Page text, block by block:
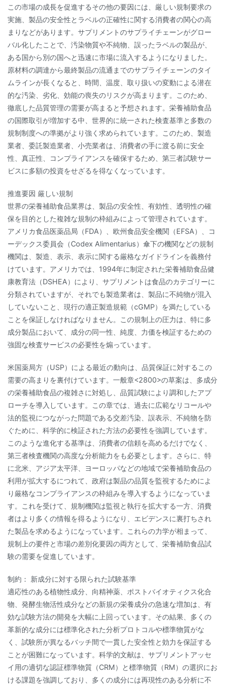
この市場の成長を促進するその他の要因には、厳しい規制要求の
実施、製品の安全性とラベルの正確性に関する消費者の関心の高
まりなどがあります。サプリメントのサプライチェーンがグロー
バル化したことで、汚染物質や不純物、誤ったラベルの製品が、
ある国から別の国へと迅速に市場に流入するようになりました。
原材料の調達から最終製品の流通までのサプライチェーンのタイ
ムラインが長くなると、時間、温度、取り扱いの変動による潜在
的な汚染、劣化、効能の喪失のリスクが高まります。このため、
徹底した品質管理の需要が高まると予想されます。栄養補助食品
の国際取引が増加する中、世界的に統一された検査基準と多数の
規制制度への準拠がより強く求められています。このため、製造
業者、委託製造業者、小売業者は、消費者の手に渡る前に安全
性、真正性、コンプライアンスを確保するため、第三者試験サー
ビスに多額の投資をせざるを得なくなっています。
推進要因 厳しい規制
世界の栄養補助食品業界は、製品の安全性、有効性、透明性の確
保を目的とした複雑な規制の枠組みによって管理されています。
アメリカ食品医薬品局（FDA）、欧州食品安全機関（EFSA）、コ
ーデックス委員会（Codex Alimentarius）傘下の機関などの規制
機関は、製造、表示、表示に関する厳格なガイドラインを義務付
けています。アメリカでは、1994年に制定された栄養補助食品健
康教育法（DSHEA）により、サプリメントは食品のカテゴリーに
分類されていますが、それでも製造業者は、製品に不純物が混入
していないこと、現行の適正製造規範（cGMP）を満たしている
ことを保証しなければなりません。この規制上の圧力は、特に多
成分製品において、成分の同一性、純度、力価を検証するための
強固な検査サービスの必要性を煽っています。
米国薬局方（USP）による最近の動向は、品質保証に対するこの
需要の高まりを裏付けています。一般章<2800>の草案は、多成分
の栄養補助食品の複雑さに対処し、品質試験により調和したアプ
ローチを導入しています。この章では、過去に広範なリコールや
法的監視につながった問題である交差汚染、誤表示、不純物を防
ぐために、科学的に検証された方法の必要性を強調しています。
このような進化する基準は、消費者の信頼を高めるだけでなく、
第三者検査機関の高度な分析能力をも必要とします。さらに、特
に北米、アジア太平洋、ヨーロッパなどの地域で栄養補助食品の
利用が拡大するにつれて、政府は製品の品質を監視するためによ
り厳格なコンプライアンスの枠組みを導入するようになっていま
す。これを受けて、規制機関は監視と執行を拡大する一方、消費
者はより多くの情報を得るようになり、エビデンスに裏打ちされ
た製品を求めるようになっています。これらの力学が相まって、
規制上の要件と市場の差別化要因の両方として、栄養補助食品試
験の需要を促進しています。
制約： 新成分に対する限られた試験基準
適応性のある植物性成分、向精神薬、ポストバイオティクス化合
物、発酵生物活性成分などの新規の栄養成分の急速な増加は、有
効な試験方法の開発を大幅に上回っています。その結果、多くの
革新的な成分には標準化された分析プロトコルや標準物質がな
く、試験所が異なるバッチ間で一貫した安全性と効力を保証する
ことが困難になっています。科学的文献は、サプリメントアッセ
イ用の適切な認証標準物質（CRM）と標準物質（RM）の選択にお
ける課題を強調しており、多くの成分には再現性のある分析に不